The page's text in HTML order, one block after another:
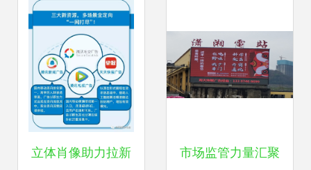
立体肖像助力拉新 市场监管力量汇聚